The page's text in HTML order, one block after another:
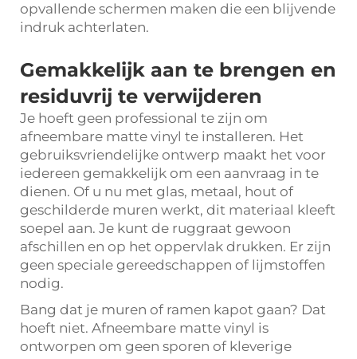
opvallende schermen maken die een blijvende
indruk achterlaten.
Gemakkelijk aan te brengen en
residuvrij te verwijderen
Je hoeft geen professional te zijn om
afneembare matte vinyl te installeren. Het
gebruiksvriendelijke ontwerp maakt het voor
iedereen gemakkelijk om een aanvraag in te
dienen. Of u nu met glas, metaal, hout of
geschilderde muren werkt, dit materiaal kleeft
soepel aan. Je kunt de ruggraat gewoon
afschillen en op het oppervlak drukken. Er zijn
geen speciale gereedschappen of lijmstoffen
nodig.
Bang dat je muren of ramen kapot gaan? Dat
hoeft niet. Afneembare matte vinyl is
ontworpen om geen sporen of kleverige